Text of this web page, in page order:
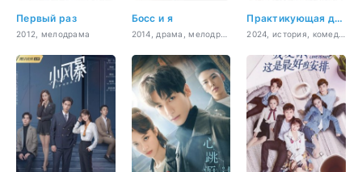
Первый раз
2012, мелодрама
Босс и я
2014, драма, мелодрама, бизнес, комедия, романтика
Практикующая дочь